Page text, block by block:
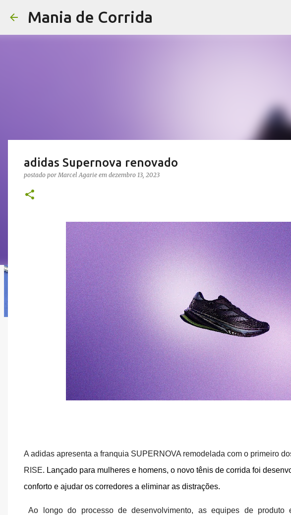
Mania de Corrida
adidas Supernova renovado
postado porMarcel Agarie em dezembro 13, 2023
A adidas apresenta a franquia SUPERNOVA remodelada com o primeiro
RISE. Lançado para mulheres e homens, o novo tênis de corrida foi
conforto e ajudar os corredores a eliminar as distrações.
Ao longo do processo de desenvolvimento, as equipes de produto